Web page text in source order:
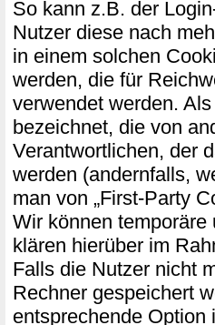
So kann z.B. der
Nutzer diese nach
in einem solchen
werden, die für
verwendet werden.
bezeichnet, die von
Verantwortlichen, der
werden (andernfalls,
man von „First-Party
Wir können
klären hierüber im
Falls die Nutzer nicht
Rechner gespeichert
entsprechende